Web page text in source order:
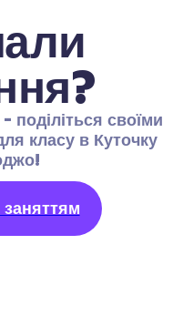
поділіться своїми
класу в Куточку